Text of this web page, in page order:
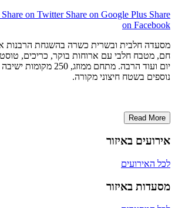
Share on Twitter Share on Google Plus Share
on Facebook
מסעדה חלבית ובשרית כשרה בהשגחת הרבנות
חם, מטבח חלבי עם ארוחות בוקר, כריכים,
נוספים בשטח חיצוני מקורה.
Read More
אירועים באיזור
לכל האירועים
מסעדות באיזור